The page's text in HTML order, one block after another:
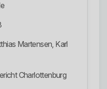
Martensen, Karl
Charlottenburg